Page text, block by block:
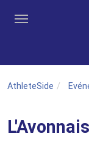
AthleteSide